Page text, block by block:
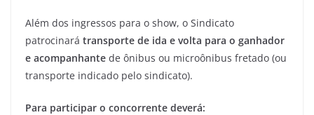
Além dos ingressos para o show, o Sindicato
patrocinará transporte de ida e volta para o ganhador
e acompanhante de ônibus ou microônibus fretado (ou
transporte indicado pelo sindicato).
Para participar o concorrente deverá: